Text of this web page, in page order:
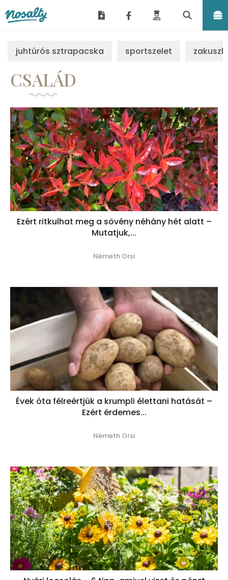
juhtúrós sztrapacska sportszelet
CSALÁD
Ezért ritkulhat meg a sövény néhány hét alatt –
Mutatjuk,...
Németh Orsi
Évek óta félreértjük a krumpli élettani hatását –
Ezért érdemes...
Németh Orsi